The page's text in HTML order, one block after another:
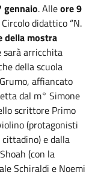
gennaio. Alleore 9
didattico “N.
della mostra
sarà arricchita
della scuola
affiancato
dal m° Simone
scrittore Primo
(protagonisti
e dalla
(con la
Schiraldi e Noemi